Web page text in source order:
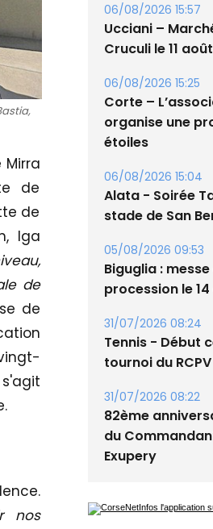
de
de
Iga
de
de
nos
06/08/2026 15:57
Ucciani –
Cruculi le 11 août
06/08/2026 15:25
Corte –
organise une
étoiles
06/08/2026 15:04
Alata - Soirée
stade de San
05/08/2026 09:53
Biguglia :
procession le
31/07/2026 08:24
Tennis - Début
tournoi du RCPV
31/07/2026 08:22
82ème
du
Exupery